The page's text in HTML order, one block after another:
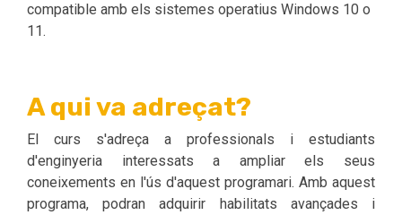
compatible amb els sistemes operatius Windows 10 o
11.
A qui va adreçat?
El curs s'adreça a professionals i estudiants
d'enginyeria interessats a ampliar els seus
coneixements en l'ús d'aquest programari. Amb aquest
programa, podran adquirir habilitats avançades i